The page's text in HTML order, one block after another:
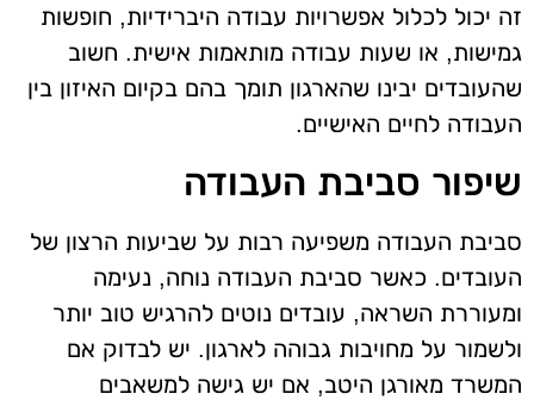
זה יכול לכלול אפשרויות עבודה היברידיות, חופשות
גמישות, או שעות עבודה מותאמות אישית. חשוב
שהעובדים יבינו שהארגון תומך בהם בקיום האיזון בין
העבודה לחיים האישיים.
שיפור סביבת העבודה
סביבת העבודה משפיעה רבות על שביעות הרצון של
העובדים. כאשר סביבת העבודה נוחה, נעימה
ומעוררת השראה, עובדים נוטים להרגיש טוב יותר
ולשמור על מחויבות גבוהה לארגון. יש לבדוק אם
המשרד מאורגן היטב, אם יש גישה למשאבים